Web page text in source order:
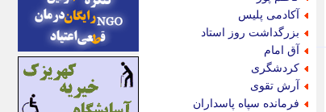
آکادمی پلیس
بزرگداشت روز استاد
آق امام
کردشگری
آرش تقوی
فرمانده سپاه پاسداران
بازتاب آنلاین
باشگاه خبرنگاران
باغستان نیوز
بامبوک
ببین و بخون
بدینسان